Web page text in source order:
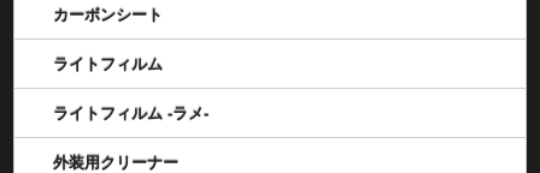
カーボンシート
ライトフィルム
ライトフィルム -ラメ-
外装用クリーナー